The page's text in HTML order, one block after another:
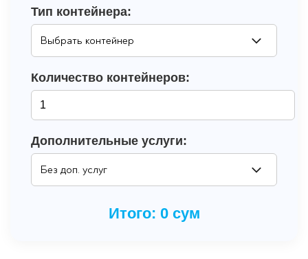
Тип контейнера:
Количество контейнеров:
Дополнительные услуги:
Итого: 0сум